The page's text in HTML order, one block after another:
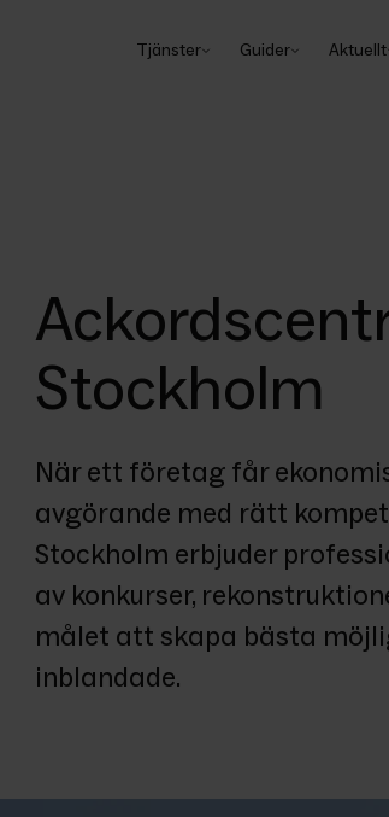
Tjänster Guider Aktuellt
Stockholm
När ett företag får
avgörande med rätt
Stockholm erbjuder
av konkurser,
målet att skapa bästa
inblandade.